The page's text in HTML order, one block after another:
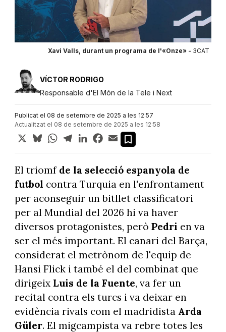
Xavi Valls, durant un programa de l'«Onze» - 3CAT
VÍCTOR RODRIGO
Responsable d'El Món de la Tele i Next
Publicat el 08 de setembre de 2025 a les 12:57
Actualitzat el 08 de setembre de 2025 a les 12:58
X BlueskyWhatsApp
TelegramLinkedInFacebook
Email
El triomf de la selecció espanyola de
futbol contra Turquia en l'enfrontament
per aconseguir un bitllet classificatori
per al Mundial del 2026 hi va haver
diversos protagonistes, però Pedri en va
ser el més important. El canari del Barça,
considerat el metrònom de l'equip de
Hansi Flick i també el del combinat que
dirigeix Luis de la Fuente, va fer un
recital contra els turcs i va deixar en
evidència rivals com el madridista Arda
Güler. El migcampista va rebre totes les